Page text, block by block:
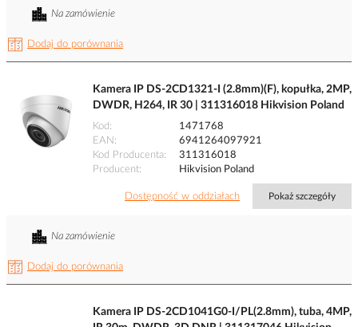
Dodaj do porównania
Na zamówienie
Kamera IP DS-2CD1321-I (2.8mm)(F), kopułka, 2MP,
DWDR, H264, IR 30 | 311316018 Hikvision Poland
Kod
1471768
EAN
6941264097921
Kod Producenta
311316018
Producent
Hikvision Poland
Dostępność w oddziałach Pokaż szczegóły
Dodaj do porównania
Na zamówienie
Kamera IP DS-2CD1041G0-I/PL(2.8mm), tuba, 4MP,